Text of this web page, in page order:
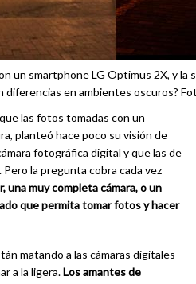
un smartphone LG Optimus 2X, y la
diferencias en ambientes oscuros?
las fotos tomadas con un
planteó hace poco su visión de
fotográfica digital y que las de
la pregunta cobra cada vez
una muy completa cámara, o un
que permita tomar fotos y hacer
matando a las cámaras digitales
a la ligera.Los amantes de